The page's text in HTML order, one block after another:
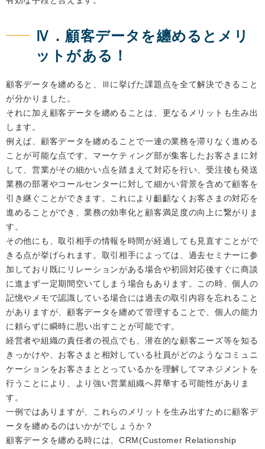
Ⅳ．顧客データを纏めるとメリ
ットがある！
顧客データを纏めると、Ⅲに挙げた課題点を全て解決できること
が分かりました。
それに加え顧客データを纏めることは、更なるメリットも生み出
します。
例えば、顧客データを纏めることで一連の業務を滞りなく進める
ことが可能な点です。マーケティング部が集客したお客さまに対
して、営業がその細かい点を踏まえて対応を行い、受注後も発送
業務の部署やコールセンターに対して細かい背景を含めて顧客を
引き継ぐことができます。これにより齟齬なくお客さまの対応を
進めることができ、業務の効率化と顧客満足度の向上に繋がりま
す。
その他にも、取引相手の情報を時間が経過しても見直すことがで
きる点が挙げられます。取引相手によっては、過去セミナーに参
加しており既にリレーションがある場合や初回対応後すぐに商談
に進まず一定期間空いてしまう場合もあります。この時、個人の
記憶やメモで認識している場合には過去の取引内容を忘れること
がありますが、顧客データを纏めて管理することで、個人の能力
に頼らずに瞬時に思い出すことが可能です。
経営者や組織の責任者の視点でも、潜在的な顧客ニーズ等を知る
きっかけや、お客さまと相対している社員がどのようなコミュニ
ケーションをお客さまととっているかを理解してマネジメントを
行うことにより、より強い営業組織へ昇華する可能性がありま
す。
一例ではありますが、これらのメリットを生み出すために顧客デ
ータを纏めるのはいかがでしょうか？
顧客データを纏める時には、CRM(Customer Relationship